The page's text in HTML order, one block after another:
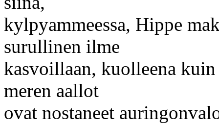
kylpyammeessa, Hippe
surullinen ilme
kasvoillaan, kuolleena
meren aallot
ovat nostaneet